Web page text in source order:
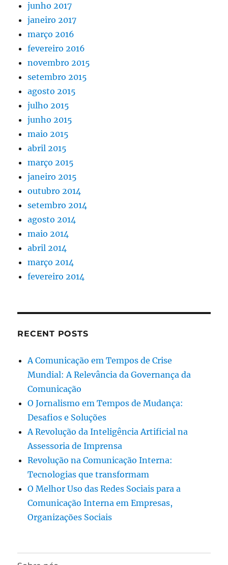
junho 2017
janeiro 2017
março 2016
fevereiro 2016
novembro 2015
setembro 2015
agosto 2015
julho 2015
junho 2015
maio 2015
abril 2015
março 2015
janeiro 2015
outubro 2014
setembro 2014
agosto 2014
maio 2014
abril 2014
março 2014
fevereiro 2014
RECENT POSTS
A Comunicação em Tempos de Crise
Mundial: A Relevância da Governança da
Comunicação
O Jornalismo em Tempos de Mudança:
Desafios e Soluções
A Revolução da Inteligência Artificial na
Assessoria de Imprensa
Revolução na Comunicação Interna:
Tecnologias que transformam
O Melhor Uso das Redes Sociais para a
Comunicação Interna em Empresas,
Organizações Sociais